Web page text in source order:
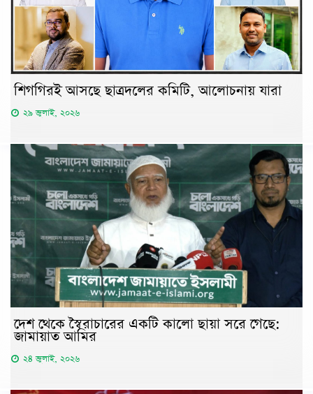
শিগগিরই আসছে ছাত্রদলের কমিটি, আলোচনায় যারা
২৯ জুলাই, ২০২৬
দেশ থেকে স্বৈরাচারের একটি কালো ছায়া সরে গেছে:
জামায়াত আমির
২৪ জুলাই, ২০২৬